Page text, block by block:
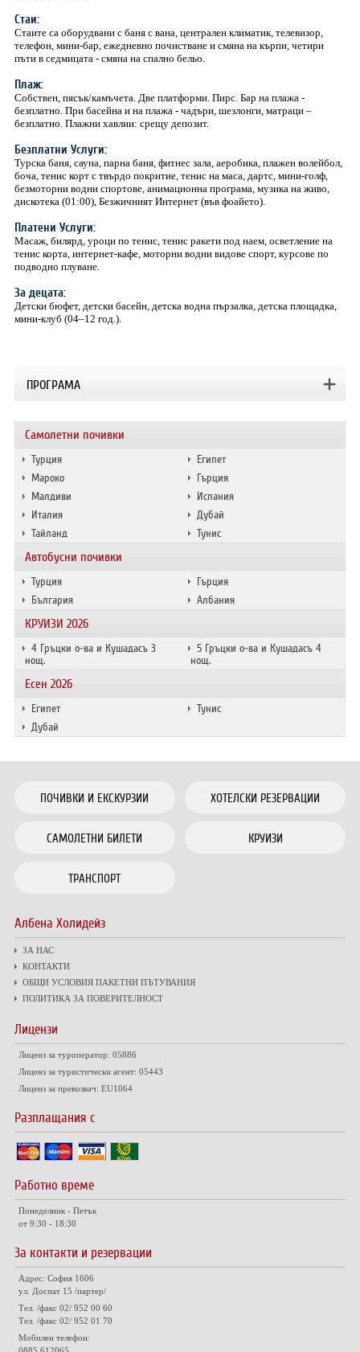
Самолетни почивки
Турция
Египет
Мароко
Гърция
Малдиви
Испания
Италия
Дубай
Тайланд
Тунис
Автобусни почивки
Турция
Гърция
България
Албания
КРУИЗИ 2026
4 Гръцки о-ва и Кушадасъ 3
нощ.
5 Гръцки о-ва и Кушадасъ 4
нощ.
Есен 2026
Египет
Тунис
Дубай
Стаи:
Стаите са оборудвани с баня с вана, централен климатик, телевизор,
телефон, мини-бар, ежедневно почистване и смяна на кърпи, четири
пъти в седмицата - смяна на спално бельо.
Плаж:
Собствен, пясък/камъчета. Две платформи. Пирс. Бар на плажа -
безплатно. При басейна и на плажа - чадъри, шезлонги, матраци –
безплатно. Плажни хавлии: срещу депозит.
Безплатни Услуги:
Турска баня, сауна, парна баня, фитнес зала, аеробика, плажен волейбол,
боча, тенис корт с твърдо покритие, тенис на маса, дартс, мини-голф,
безмоторни водни спортове, анимационна програма, музика на живо,
дискотека (01:00), Безжичният Интернет (във фоайето).
Платени Услуги:
Масаж, билярд, уроци по тенис, тенис ракети под наем, осветление на
тенис корта, интернет-кафе, моторни водни видове спорт, курсове по
подводно плуване.
За децата:
Детски бюфет, детски басейн, детска водна пързалка, детска площадка,
мини-клуб (04–12 год.).
ПРОГРАМА
ПОЧИВКИ И ЕКСКУРЗИИ ХОТЕЛСКИ РЕЗЕРВАЦИИ
САМОЛЕТНИ БИЛЕТИ КРУИЗИ
ТРАНСПОРТ
Албена Холидейз
ЗА НАС
КОНТАКТИ
ОБЩИ УСЛОВИЯ ПАКЕТНИ ПЪТУВАНИЯ
ПОЛИТИКА ЗА ПОВЕРИТЕЛНОСТ
Лицензи
Лиценз за туроператор: 05886
Лиценз за туристически агент: 05443
Лиценз за превозвач: EU1064
Разплащания с
Работно време
Понеделник - Петък
от 9:30 - 18:30
За контакти и резервации
Адрес: София 1606
ул. Доспат 15 /партер/
Тел. /факс 02/ 952 00 60
Тел. /факс 02/ 952 01 70
Мобилен телефон: